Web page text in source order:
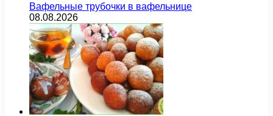
Вафельные трубочки в вафельнице
08.08.2026